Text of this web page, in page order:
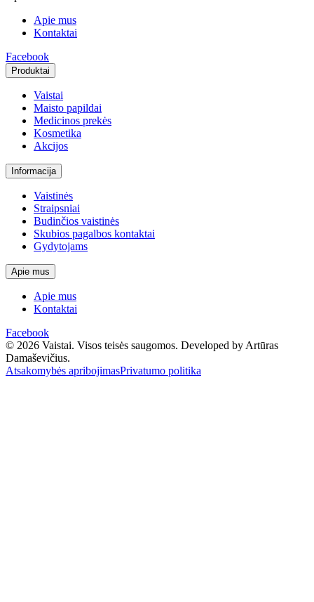
Apie mus
Kontaktai
Facebook
Produktai
Vaistai
Maisto papildai
Medicinos prekės
Kosmetika
Akcijos
Informacija
Vaistinės
Straipsniai
Budinčios vaistinės
Skubios pagalbos kontaktai
Gydytojams
Apie mus
Apie mus
Kontaktai
Facebook
© 2026 Vaistai. Visos teisės saugomos. Developed by Artūras
Damaševičius.
Atsakomybės apribojimasPrivatumo politika